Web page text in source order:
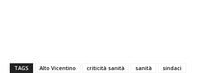
TAGS Alto Vicentino criticità sanità sanità
sindaci